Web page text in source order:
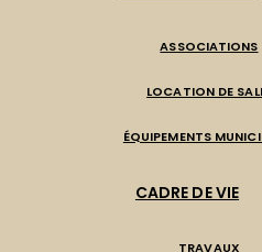
ASSOCIATIONS
LOCATION DE
ÉQUIPEMENTS
CADRE DE VIE
TRAVAUX